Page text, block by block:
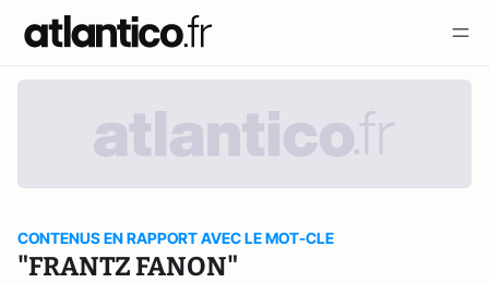
CONTENUS EN RAPPORT AVEC LE MOT-CLE
"FRANTZ FANON"